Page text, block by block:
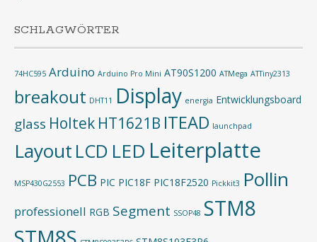
SCHLAGWÖRTER
74HC595 Arduino Arduino Pro Mini AT90S1200 ATMega ATTiny2313
breakout DHT11 Display energia Entwicklungsboard
glass Holtek HT1621B ITEAD launchpad
Layout LCD LED Leiterplatte
MSP430G2553 PCB PIC PIC18F PIC18F2520 Pickkit3 Pollin
professionell RGB Segment SSOP48 STM8